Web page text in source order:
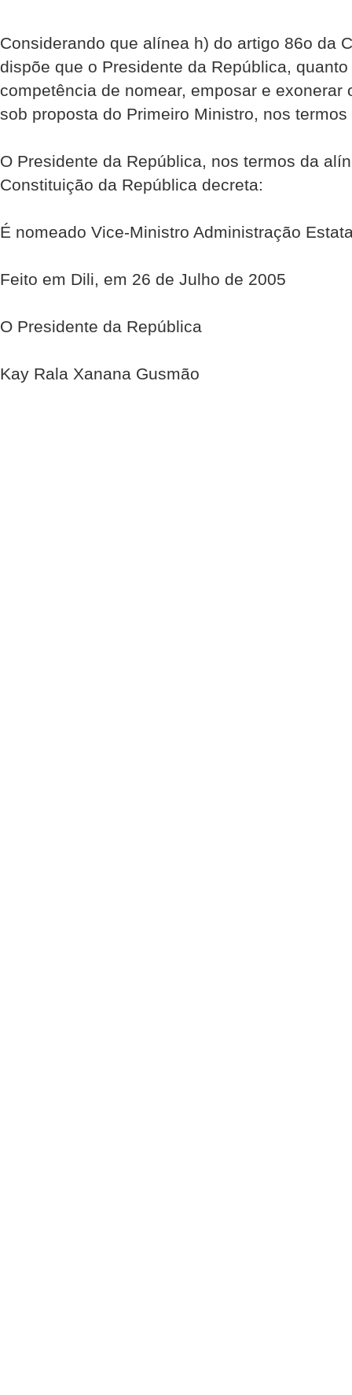
Considerando que alínea h) do artigo 86o da
dispõe que o Presidente da República,
competência de nomear, emposar e exonerar
sob proposta do Primeiro Ministro, nos
O Presidente da República, nos termos da
Constituição da República decreta:
É nomeado Vice-Ministro Administração
Feito em Dili, em 26 de Julho de 2005
O Presidente da República
Kay Rala Xanana Gusmão